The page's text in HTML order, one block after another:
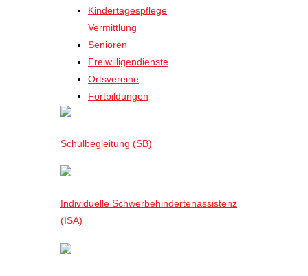
Kindertagespflege
Vermittlung
Senioren
Freiwilligendienste
Ortsvereine
Fortbildungen
Schulbegleitung (SB)
Individuelle Schwerbehindertenassistenz
(ISA)